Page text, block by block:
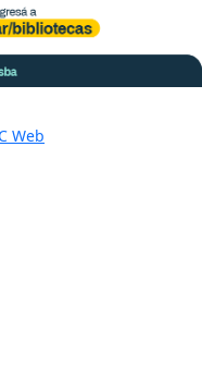
Web